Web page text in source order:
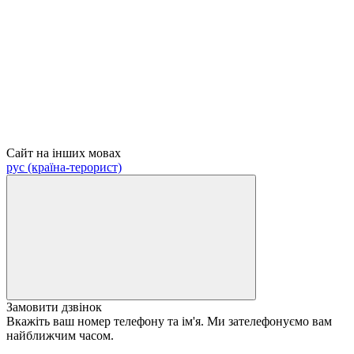
Сайт на інших мовах
рус (країна-терорист)
Замовити дзвінок
Вкажіть ваш номер телефону та ім'я. Ми зателефонуємо вам
найближчим часом.